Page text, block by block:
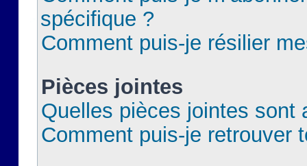
spécifique ?
Comment puis-je résilier
Pièces jointes
Quelles pièces jointes sont
Comment puis-je retrouver